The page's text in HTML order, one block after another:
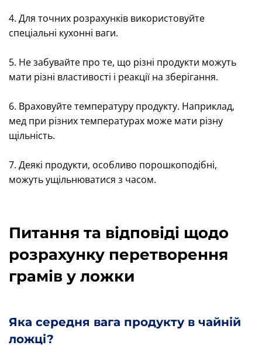
4. Для точних розрахунків використовуйте
спеціальні кухонні ваги.
5. Не забувайте про те, що різні продукти можуть
мати різні властивості і реакції на зберігання.
6. Враховуйте температуру продукту. Наприклад,
мед при різних температурах може мати різну
щільність.
7. Деякі продукти, особливо порошкоподібні,
можуть ущільнюватися з часом.
Питання та відповіді щодо
розрахунку перетворення
грамів у ложки
Яка середня вага продукту в чайній
ложці?